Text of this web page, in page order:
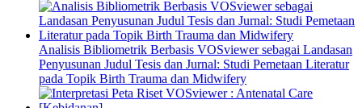
Analisis Bibliometrik Berbasis VOSviewer sebagai Landasan
Penyusunan Judul Tesis dan Jurnal: Studi Pemetaan Literatur
pada Topik Birth Trauma dan Midwifery